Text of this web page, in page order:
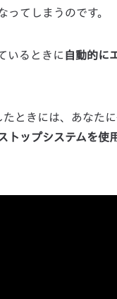
てしまうのです。
いるときに 自動的に
ときには、あなた
トップシステムを